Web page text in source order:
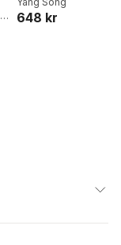
,
Impacts, and
648 kr